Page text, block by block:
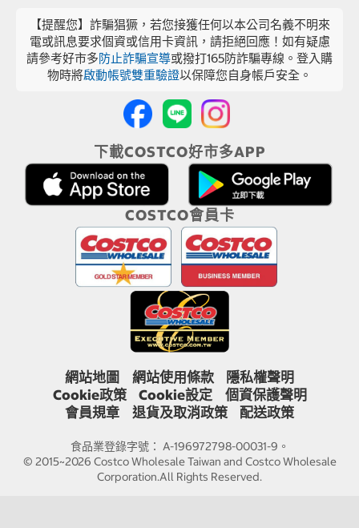
【提醒您】詐騙猖獗，若您接獲任何以本公司名義不明來
電或訊息要求個資或信用卡資訊，請拒絕回應！如有疑慮
請參考好市多防止詐騙宣導或撥打165防詐騙專線。登入購
物時將啟動帳號雙重驗證以保障您自身帳戶安全。
下載COSTCO好市多APP
COSTCO會員卡
網站地圖 網站使用條款
隱私權聲明
Cookie政策
Cookie設定
個資保護聲明
會員規章
退貨及取消政策 配送政策
食品業登錄字號： A-196972798-00031-9。
© 2015~2026 Costco Wholesale Taiwan and Costco Wholesale
Corporation.All Rights Reserved.